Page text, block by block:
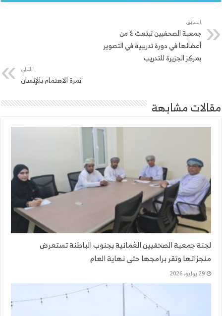
السابق
جمعية الصحفيين تبتعث ٤ من
أعضائها في دورة تدريبية في التصوير
بمركز الجزيرة للتدريب
التالي
ثمرة الاهتمام بالإنسان
مقالات مشابهة
لجنة جمعية الصحفيين العُمانية بجنوب الباطنة تستعرض
منجزاتها وتقر برامجها حتى نهاية العام
29 يوليو، 2026